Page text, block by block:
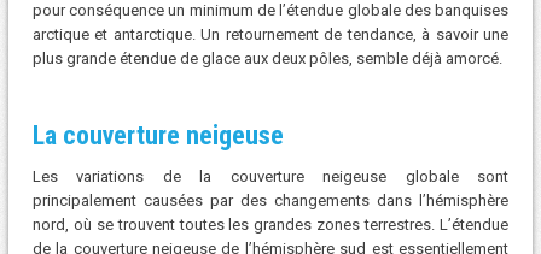
pour conséquence un minimum de l’étendue globale des banquises
arctique et antarctique. Un retournement de tendance, à savoir une
plus grande étendue de glace aux deux pôles, semble déjà amorcé.
La couverture neigeuse
Les variations de la couverture neigeuse globale sont
principalement causées par des changements dans l’hémisphère
nord, où se trouvent toutes les grandes zones terrestres. L’étendue
de la couverture neigeuse de l’hémisphère sud est essentiellement